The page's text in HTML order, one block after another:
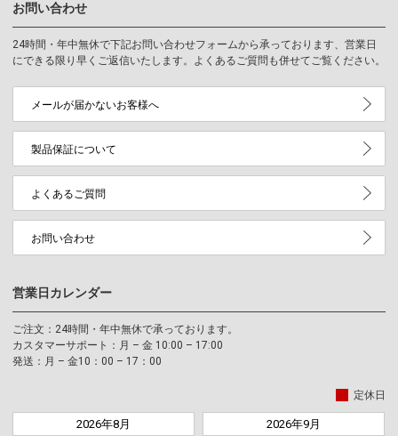
お問い合わせ
24時間・年中無休で下記お問い合わせフォームから承っております、営業日
にできる限り早くご返信いたします。よくあるご質問も併せてご覧ください。
メールが届かないお客様へ
製品保証について
よくあるご質問
お問い合わせ
営業日カレンダー
ご注文：24時間・年中無休で承っております。
カスタマーサポート：月 – 金 10:00 – 17:00
発送：月 – 金10：00 – 17：00
定休日
2026年8月
2026年9月